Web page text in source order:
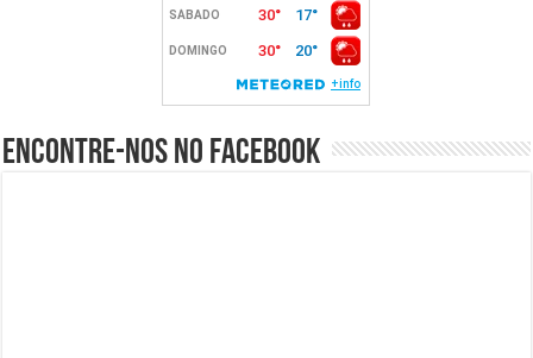
Encontre-nos no Facebook